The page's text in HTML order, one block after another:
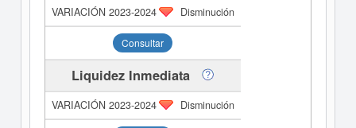
Disminución
Consultar
Liquidez Inmediata
Disminución